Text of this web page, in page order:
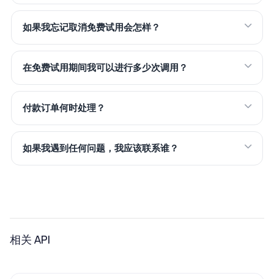
如果我忘记取消免费试用会怎样？
在免费试用期间我可以进行多少次调用？
付款订单何时处理？
如果我遇到任何问题，我应该联系谁？
相关 API